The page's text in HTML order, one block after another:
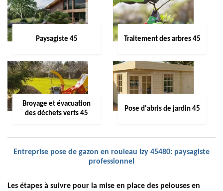
Paysagiste 45 Traitement des arbres 45
Broyage et évacuation
des déchets verts 45
Pose d'abris de jardin 45
Entreprise pose de gazon en rouleau Izy 45480: paysagiste
professionnel
Les étapes à suivre pour la mise en place des pelouses en